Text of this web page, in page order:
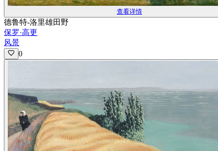
查看详情
德鲁特-洛里雄田野
保罗·高更
风景
0